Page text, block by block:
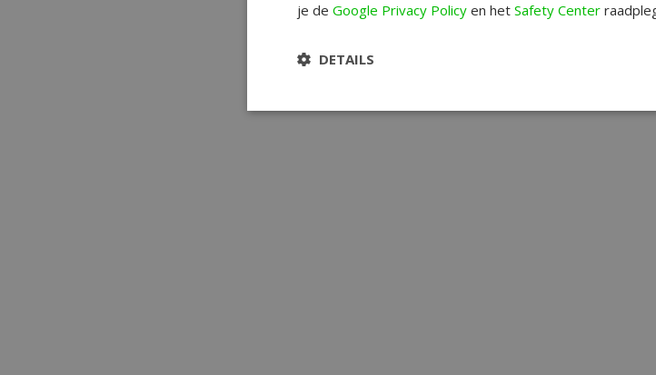
je de Google Privacy Policy en het Safety Center
DETAILS